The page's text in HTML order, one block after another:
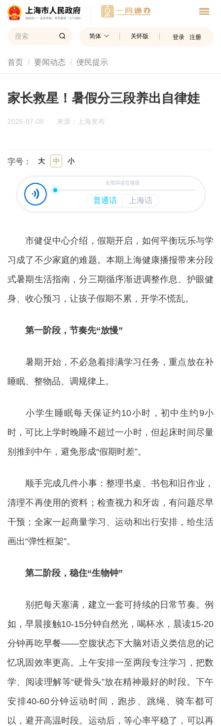
简体 关怀版 登录 注册
首页 要闻动态 便民提示
家长救星！暑假分三段养出自律娃
2026-07-08 来源：上海发布
字号： 大 中 小
市健促中心介绍，假期开启，如何平衡玩乐与学
习成了不少家庭的难题。本期上海健康播报带来分段
式暑期生活指南，分三期循序渐进调整作息、护眼健
身、收心预习，让孩子假期不累，开学不慌乱。
第一阶段，节奏先“放慢”
暑期开始，不必急着排满学习任务，重点放在补
睡眠、整物品、调规律上。
小学生睡眠每天保证约10小时，初中生约9小
时，可比上学时晚睡不超过一小时，但起床时间尽量
别推到中午，避免形成“假期时差”。
顺手完成几件小事：整理书桌、书包和旧作业，
清理不再使用的资料；检查视力和牙齿，有问题尽早
干预；全家一起商量学习、运动和出行安排，给生活
画出“弹性框架”。
第二阶段，稳住“生物钟”
别把每天塞满，建立一套可持续的日常节奏。例
如，早晨接触10-15分钟自然光，喝杯水，晨读15-20
分钟再吃早餐——空腹状态下大脑对语义类信息的记
忆巩固效率更高。上午安排一至两段专注学习，把数
学、阅读理解等“硬骨头”放在精神最好的时段。下午
安排40-60分钟运动时间，跑步、跳绳、骑车都可
以，避开高温时段。运动后，等心率平稳了，可以再